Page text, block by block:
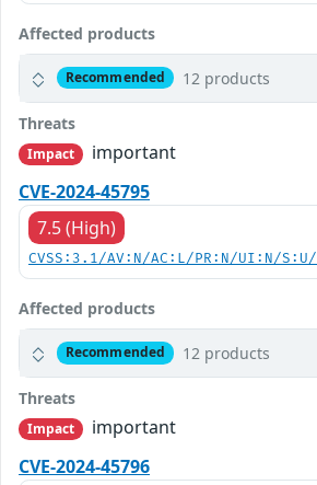
Affected products
Recommended 12 products
Threats
Impact
important
CVE-2024-45795
7.5 (High)
CVSS:3.1/AV:N/AC:L/PR:N/UI:N/
Affected products
Recommended 12 products
Threats
Impact
important
CVE-2024-45796